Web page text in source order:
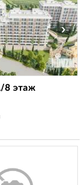
›
8 этаж